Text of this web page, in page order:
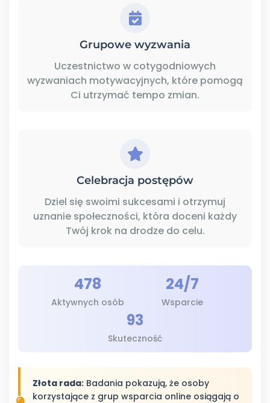
Grupowe wyzwania
Uczestnictwo w cotygodniowych
wyzwaniach motywacyjnych, które pomogą
Ci utrzymać tempo zmian.
Celebracja postępów
Dziel się swoimi sukcesami i otrzymuj
uznanie społeczności, która doceni każdy
Twój krok na drodze do celu.
478
Aktywnych osób
24/7
Wsparcie
93
Skuteczność
Złota rada: Badania pokazują, że osoby
korzystające z grup wsparcia online osiągają o